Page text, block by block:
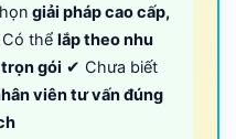
giải pháp cao cấp,
thể lắp theo nhu
gói ✔ Chưa biết
viên tư vấn đúng